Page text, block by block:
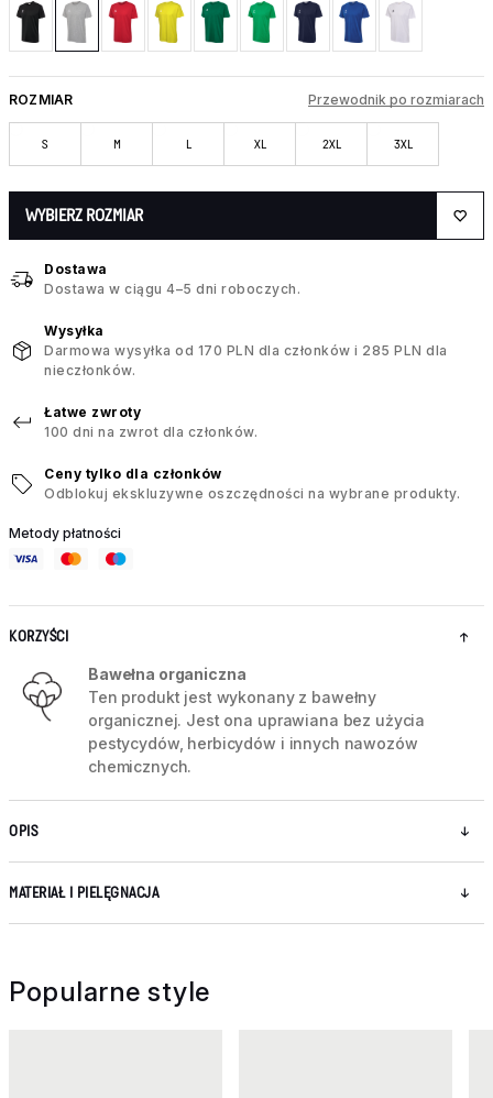
ROZMIAR Przewodnik po rozmiarach
S M L XL 2XL 3XL
WYBIERZ ROZMIAR
Dostawa
Dostawa w ciągu 4–5 dni roboczych.
Wysyłka
Darmowa wysyłka od 170 PLN dla członków i 285 PLN dla
nieczłonków.
Łatwe zwroty
100 dni na zwrot dla członków.
Ceny tylko dla członków
Odblokuj ekskluzywne oszczędności na wybrane produkty.
Metody płatności
KORZYŚCI
Bawełna organiczna
Ten produkt jest wykonany z bawełny
organicznej. Jest ona uprawiana bez użycia
pestycydów, herbicydów i innych nawozów
chemicznych.
OPIS
MATERIAŁ I PIELĘGNACJA
Popularne style